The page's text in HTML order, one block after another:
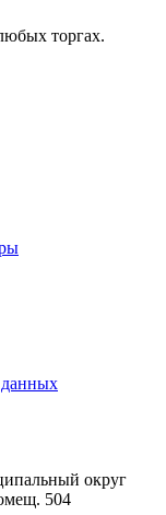
торгах.
округ
504